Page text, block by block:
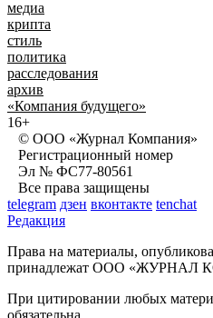
медиа
крипта
стиль
политика
расследования
архив
«Компания будущего»
16+
© ООО «Журнал Компания»
Регистрационный номер
Эл № ФС77-80561
Все права защищены
telegram дзен вконтакте tenchat
Редакция
Права на материалы,
принадлежат ООО «ЖУРНАЛ
При цитировании любых
обязательна